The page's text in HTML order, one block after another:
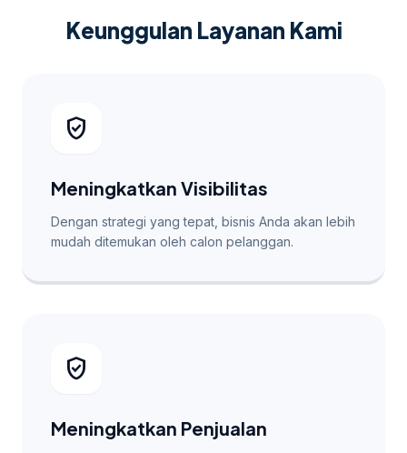
Keunggulan Layanan Kami
verified_user
Meningkatkan Visibilitas
Dengan strategi yang tepat, bisnis Anda akan lebih
mudah ditemukan oleh calon pelanggan.
verified_user
Meningkatkan Penjualan